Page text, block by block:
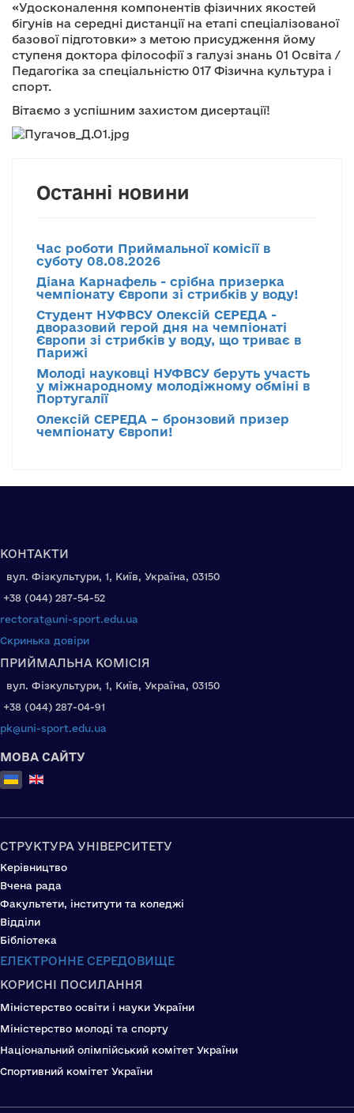
«Удосконалення компонентів фізичних якостей
бігунів на середні дистанції на етапі спеціалізованої
базової підготовки» з метою присудження йому
ступеня доктора філософії з галузі знань 01 Освіта /
Педагогіка за спеціальністю 017 Фізична культура і
спорт.
Вітаємо з успішним захистом дисертації!
Останні новини
Час роботи Приймальної комісії в
суботу 08.08.2026
Діана Карнафель - срібна призерка
чемпіонату Європи зі стрибків у воду!
Студент НУФВСУ Олексій СЕРЕДА -
дворазовий герой дня на чемпіонаті
Європи зі стрибків у воду, що триває в
Парижі
Молоді науковці НУФВСУ беруть участь
у міжнародному молодіжному обміні в
Португалії
Олексій СЕРЕДА – бронзовий призер
чемпіонату Європи!
КОНТАКТИ
вул. Фізкультури, 1, Київ, Україна, 03150
+38 (044) 287-54-52
rectorat@uni-sport.edu.ua
Скринька довіри
ПРИЙМАЛЬНА КОМІСІЯ
вул. Фізкультури, 1, Київ, Україна, 03150
+38 (044) 287-04-91
pk@uni-sport.edu.ua
МОВА САЙТУ
Оберіть свою мову
СТРУКТУРА УНІВЕРСИТЕТУ
Керівництво
Вчена рада
Факультети, інститути та коледжі
Відділи
Бібліотека
ЕЛЕКТРОННЕ СЕРЕДОВИЩЕ
КОРИСНІ ПОСИЛАННЯ
Міністерство освіти і науки України
Міністерство молоді та спорту
Національний олімпійський комітет України
Спортивний комітет України